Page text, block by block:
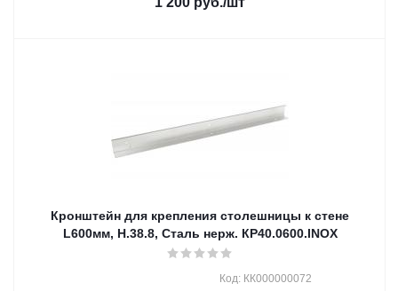
Кронштейн для крепления столешницы к стене
L600мм, Н.38.8, Сталь нерж. КР40.0600.INOX
Код: КК000000072